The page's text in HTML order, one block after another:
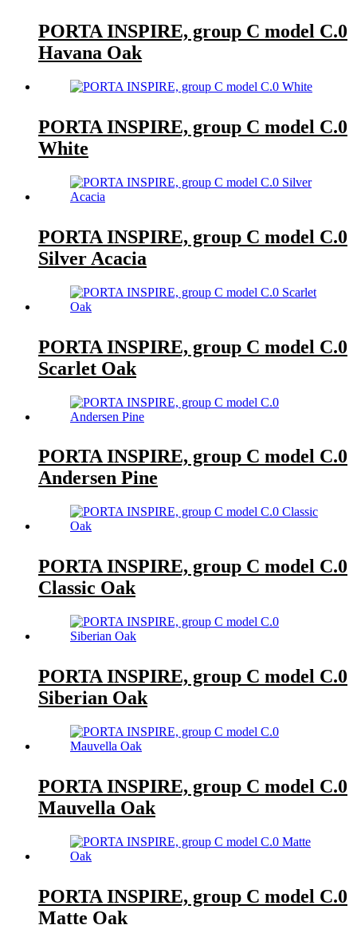
PORTA INSPIRE, group C model C.0
Havana Oak
PORTA INSPIRE, group C model C.0
White
PORTA INSPIRE, group C model C.0
Silver Acacia
PORTA INSPIRE, group C model C.0
Scarlet Oak
PORTA INSPIRE, group C model C.0
Andersen Pine
PORTA INSPIRE, group C model C.0
Classic Oak
PORTA INSPIRE, group C model C.0
Siberian Oak
PORTA INSPIRE, group C model C.0
Mauvella Oak
PORTA INSPIRE, group C model C.0
Matte Oak